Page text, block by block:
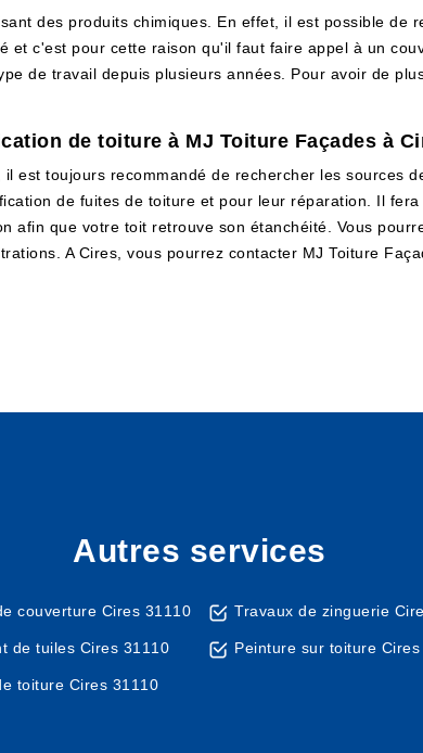
des produits chimiques. En effet, il est possible de
et c'est pour cette raison qu'il faut faire appel à un
de travail depuis plusieurs années. Pour avoir de
de toiture à MJ Toiture Façades à
est toujours recommandé de rechercher les sources
de fuites de toiture et pour leur réparation. Il
afin que votre toit retrouve son étanchéité. Vous
A Cires, vous pourrez contacter MJ Toiture
Autres services
couverture Cires 31110
de tuiles Cires 31110
toiture Cires 31110
Travaux de zinguerie
Peinture sur toiture